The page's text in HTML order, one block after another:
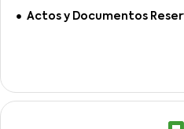
Actos y Documentos